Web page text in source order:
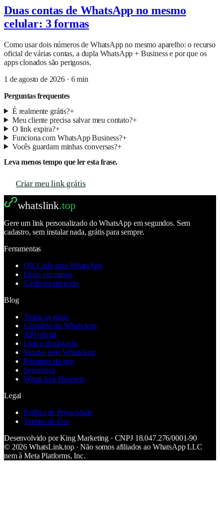
Duas contas de WhatsApp no mesmo
celular: 3 formas
Como usar dois números de WhatsApp no mesmo aparelho: o recurso
oficial de várias contas, a dupla WhatsApp + Business e por que os
apps clonados são perigosos.
1 de agosto de 2026· 6min
Perguntas frequentes
É realmente grátis?+
Meu cliente precisa salvar meu contato?+
O link expira?+
Funciona com WhatsApp Business?+
Vocês guardam minhas conversas?+
Leva menos tempo que ler esta frase.
Criar meu link grátis
whatslink.top
Gere um link personalizado do WhatsApp em segundos. Sem
cadastro, sem instalar nada, grátis para sempre.
Ferramentas
QR Code para WhatsApp
Links em massa
Catálogo em texto
Blog
Todos os guias
Glossário do WhatsApp
API oficial
Link e divulgação
Vendas pelo WhatsApp
Recursos do app
Segurança
WhatsApp Business
Legal
Política de Privacidade
Termos de Uso
Desenvolvido porKing Marketing · CNPJ 18.047.276/0001-90
© 2026 WhatsLink.top · Não somos afiliados ao WhatsApp LLC
nem à Meta Platforms, Inc.